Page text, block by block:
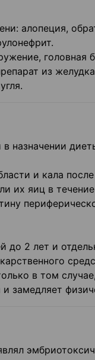
алопеция,
головная
из
назначении
и кала
их яиц в
до 2 лет и
в том
замедляет